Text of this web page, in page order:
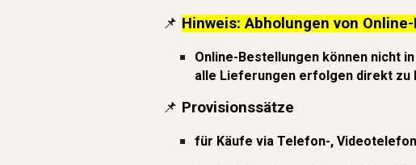
📌 Hinweis: Abholungen von
Online-Bestellungen können nicht
alle Lieferungen erfolgen direkt zu
📌 Provisionssätze
für Käufe via Telefon-,